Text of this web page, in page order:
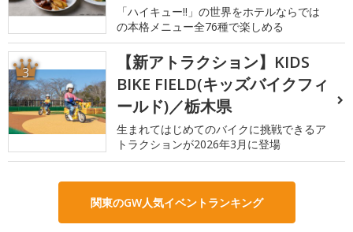
「ハイキュー!!」の世界をホテルならでは
の本格メニュー全76種で楽しめる
3
【新アトラクション】KIDS
BIKE FIELD(キッズバイクフィ
ールド)／栃木県
生まれてはじめてのバイクに挑戦できるア
トラクションが2026年3月に登場
関東のGW人気イベントランキング